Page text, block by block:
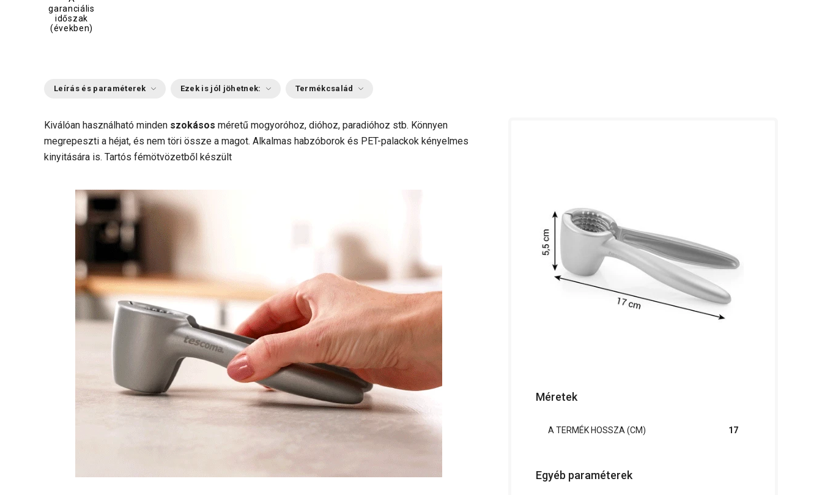
garanciális
időszak
(években)
Leírás és paraméterek Ezek is jól jöhetnek: Termékcsalád
Kiválóan használható minden szokásos méretű mogyoróhoz, dióhoz, paradióhoz stb. Könnyen
megrepeszti a héjat, és nem töri össze a magot. Alkalmas habzóborok és PET-palackok kényelmes
kinyitására is. Tartós fémötvözetből készült
Méretek
A TERMÉK HOSSZA (CM) 17
Egyéb paraméterek